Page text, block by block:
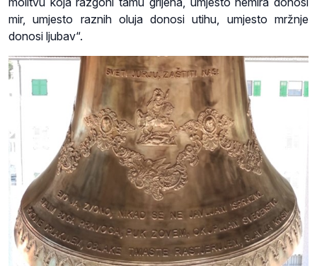
mir, umjesto raznih oluja donosi utihu, umjesto mržnje
donosi ljubav“.